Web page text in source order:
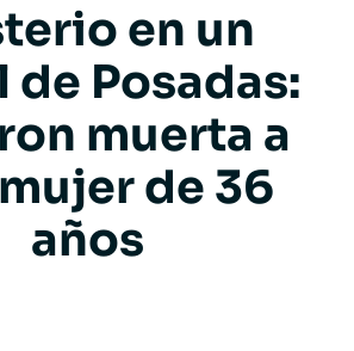
en un
de Posadas:
muerta a
de 36
años